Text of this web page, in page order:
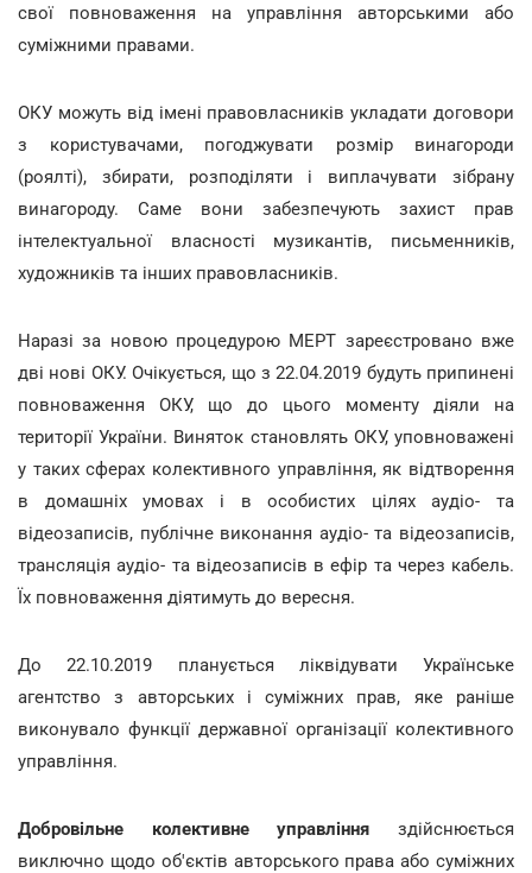
свої повноваження на управління авторськими або
суміжними правами.
ОКУ можуть від імені правовласників укладати договори
з користувачами, погоджувати розмір винагороди
(роялті), збирати, розподіляти і виплачувати зібрану
винагороду. Саме вони забезпечують захист прав
інтелектуальної власності музикантів, письменників,
художників та інших правовласників.
Наразі за новою процедурою МЕРТ зареєстровано вже
дві нові ОКУ. Очікується, що з 22.04.2019 будуть припинені
повноваження ОКУ, що до цього моменту діяли на
території України. Виняток становлять ОКУ, уповноважені
у таких сферах колективного управління, як відтворення
в домашніх умовах і в особистих цілях аудіо- та
відеозаписів, публічне виконання аудіо- та відеозаписів,
трансляція аудіо- та відеозаписів в ефір та через кабель.
Їх повноваження діятимуть до вересня.
До 22.10.2019 планується ліквідувати Українське
агентство з авторських і суміжних прав, яке раніше
виконувало функції державної організації колективного
управління.
Добровільне колективне управління здійснюється
виключно щодо об'єктів авторського права або суміжних